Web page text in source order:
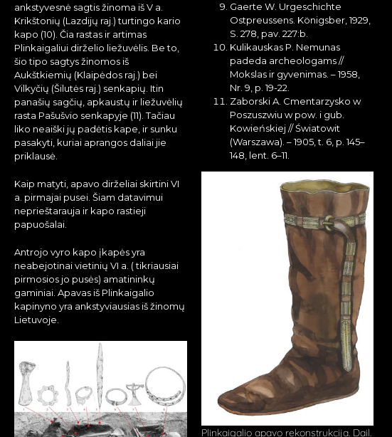
ankstyvesnė sagtis žinoma iš V a.
Krikštonių (Lazdijų raj.) turtingo kario
kapo (10). Čia rastas ir artimas
Plinkaigaliui dirželio liežuvėlis. Be to,
šio tipo sagtys žinomos iš
Aukštkiemių (Klaipėdos raj.) bei
Vilkyčių (Šilutės raj.) senkapių. Itin
panašių sagčių, apkaustų ir liežuvėlių
rasta Pašušvio senkapyje (11). Tačiau
liko neaiški jų padėtis kape, ir sunku
pasakyti, kuriai aprangos daliai jie
priklausė.
Kaip matyti, apavo dirželiai skirtini VI
a. pirmajai pusei. Šiam datavimui
neprieštarauja ir kapo rastieji
papuošalai.
Antrojo vyro kapo įkapės yra
neabejotinai vietinių VI a. ( tikriausiai
pirmosios jo pusės) amatininkų
gaminiai. Apavas iš Plinkaigalio
kapinyno yra ankstyviausias iš žinomų
Lietuvoje.
Gaerte W. Urgeschichte
Ostpreussens. Königsber, 1929,
S. 278, pav. 227:b.
Kulikauskas P. Nemunas
padeda archeologams //
Mokslas ir gyvenimas. – 1958,
Nr. 9, p. 19-22.
Zaborski A. Cmentarzysko w
Poszuszwiu w pow. i gub.
Kowieńskiej // Światowit
(Warszawa). – 1905, t. 6, p. 145–
148, lent. 6–11.
Plinkaigalio apavo rekonstrukcija. Dail.